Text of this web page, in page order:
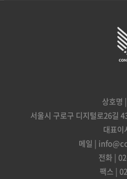
상호명
서울시 구로구 디지털로26길
대표이
메일 |
전화 |
팩스 |